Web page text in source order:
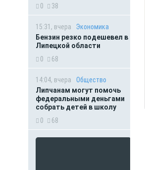
0
38
15:31, вчера
Экономика
Бензин резко подешевел в
Липецкой области
0
68
14:04, вчера
Общество
Липчанам могут помочь
федеральными деньгами
собрать детей в школу
0
68